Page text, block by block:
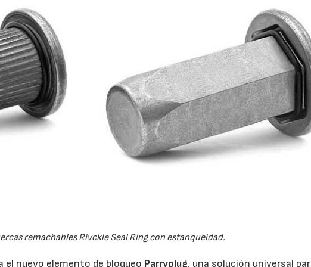
remachables Rivckle Seal Ring con estanqueidad.
el nuevo elemento de bloqueo Parryplug, una solución universal